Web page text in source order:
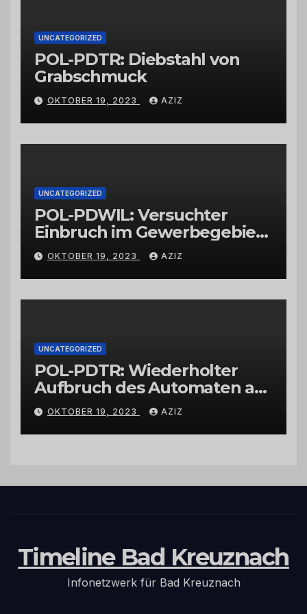
UNCATEGORIZED
POL-PDTR: Diebstahl von
Grabschmuck
OKTOBER 19, 2023 AZIZ
UNCATEGORIZED
POL-PDWIL: Versuchter
Einbruch im Gewerbegebiet
Wittlich
OKTOBER 19, 2023 AZIZ
UNCATEGORIZED
POL-PDTR: Wiederholter
Aufbruch des Automaten am
Wohnmobilstellplatz in
Hermeskeil am Labachweg
OKTOBER 19, 2023 AZIZ
Timeline Bad Kreuznach
Infonetzwerk für Bad Kreuznach